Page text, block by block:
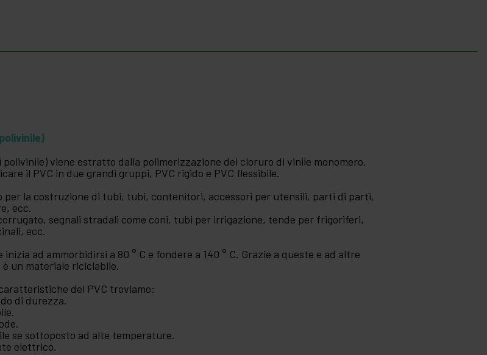
polivinile) viene estratto dalla polimerizzazione del cloruro di vinile monomero.
il PVC in due grandi gruppi, PVC rigido e PVC flessibile.
per la costruzione di tubi, tubi, contenitori, accessori per utensili, parti di parti,
ecc.
segnali stradali come coni. tubi per irrigazione, tende per frigoriferi,
ecc.
inizia ad ammorbidirsi a 80 ° C e fondere a 140 ° C. Grazie a queste e ad altre
un materiale riciclabile.
del PVC troviamo:
di durezza.
se sottoposto ad alte temperature.
elettrico.